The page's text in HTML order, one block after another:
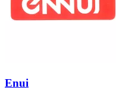
Enui